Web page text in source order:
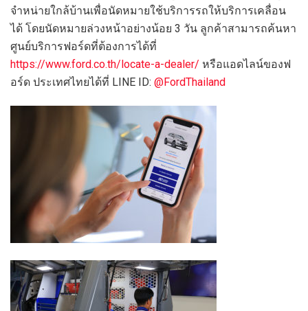
จำหน่ายใกล้บ้านเพื่อนัดหมายใช้บริการรถให้บริการเคลื่อน
ได้ โดยนัดหมายล่วงหน้าอย่างน้อย 3 วัน ลูกค้าสามารถค้นหา
ศูนย์บริการฟอร์ดที่ต้องการได้ที่
https://www.ford.co.th/locate-a-dealer/ หรือแอดไลน์ของฟ
อร์ด ประเทศไทยได้ที่ LINE ID: @FordThailand